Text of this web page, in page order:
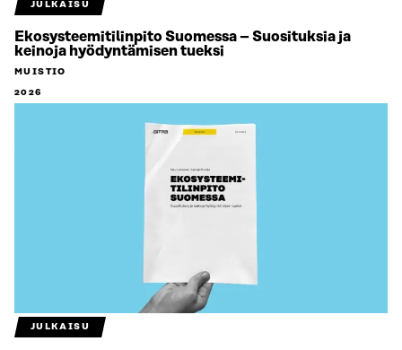
JULKAISU
Ekosysteemitilinpito Suomessa – Suosituksia ja
keinoja hyödyntämisen tueksi
MUISTIO
2026
JULKAISU